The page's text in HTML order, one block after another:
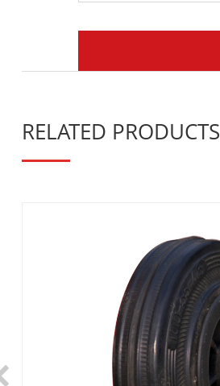
RELATED PRODUCTS